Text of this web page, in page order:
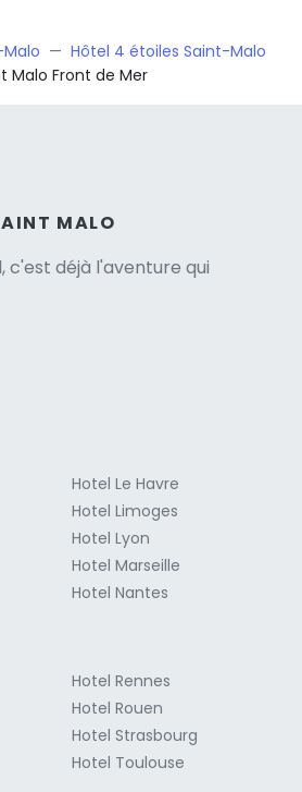
Hôtel 4 étoiles Saint-Malo
Malo Front de Mer
MALO
c'est déjà l'aventure qui
Hotel Le Havre
Hotel Limoges
Hotel Lyon
Hotel Marseille
Hotel Nantes
Hotel Rennes
Hotel Rouen
Hotel Strasbourg
Hotel Toulouse